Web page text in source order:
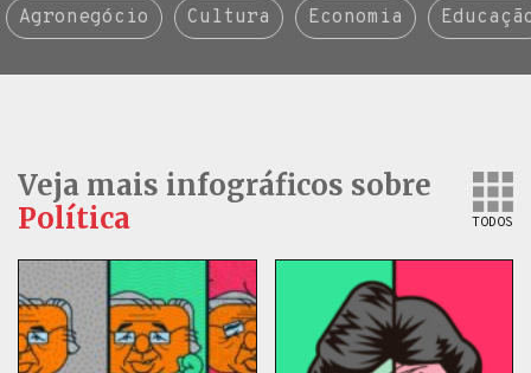
Agronegócio Cultura Economia
Veja mais infográficos sobre
Política
TODOS